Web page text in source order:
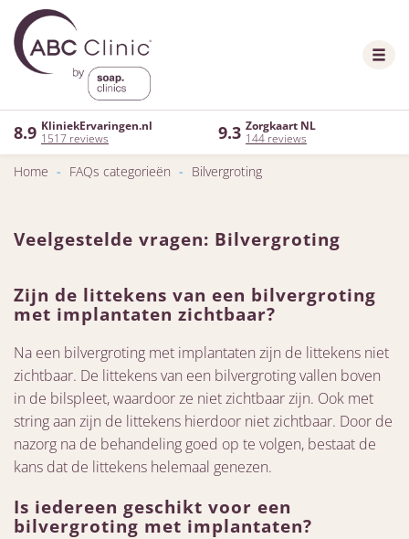
8.9 KliniekErvaringen.nl
1517 reviews
9.3 Zorgkaart NL
144 reviews
Home - FAQs categorieën - Bilvergroting
Veelgestelde vragen: Bilvergroting
Zijn de littekens van een bilvergroting
met implantaten zichtbaar?
Na een bilvergroting met implantaten zijn de littekens niet
zichtbaar. De littekens van een bilvergroting vallen boven
in de bilspleet, waardoor ze niet zichtbaar zijn. Ook met
string aan zijn de littekens hierdoor niet zichtbaar. Door de
nazorg na de behandeling goed op te volgen, bestaat de
kans dat de littekens helemaal genezen.
Is iedereen geschikt voor een
bilvergroting met implantaten?